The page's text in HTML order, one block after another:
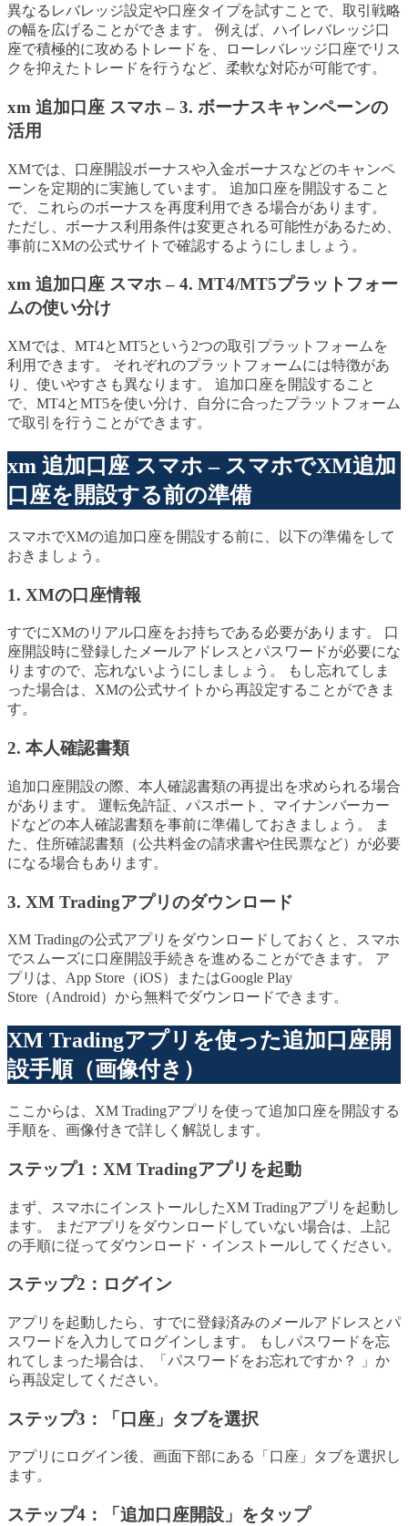
異なるレバレッジ設定や口座タイプを試すことで、取引戦略
の幅を広げることができます。 例えば、ハイレバレッジ口
座で積極的に攻めるトレードを、ローレバレッジ口座でリス
クを抑えたトレードを行うなど、柔軟な対応が可能です。
xm 追加口座 スマホ – 3. ボーナスキャンペーンの
活用
XMでは、口座開設ボーナスや入金ボーナスなどのキャンペ
ーンを定期的に実施しています。 追加口座を開設すること
で、これらのボーナスを再度利用できる場合があります。
ただし、ボーナス利用条件は変更される可能性があるため、
事前にXMの公式サイトで確認するようにしましょう。
xm 追加口座 スマホ – 4. MT4/MT5プラットフォー
ムの使い分け
XMでは、MT4とMT5という2つの取引プラットフォームを
利用できます。 それぞれのプラットフォームには特徴があ
り、使いやすさも異なります。 追加口座を開設すること
で、MT4とMT5を使い分け、自分に合ったプラットフォーム
で取引を行うことができます。
xm 追加口座 スマホ – スマホでXM追加
口座を開設する前の準備
スマホでXMの追加口座を開設する前に、以下の準備をして
おきましょう。
1. XMの口座情報
すでにXMのリアル口座をお持ちである必要があります。 口
座開設時に登録したメールアドレスとパスワードが必要にな
りますので、忘れないようにしましょう。 もし忘れてしま
った場合は、XMの公式サイトから再設定することができま
す。
2. 本人確認書類
追加口座開設の際、本人確認書類の再提出を求められる場合
があります。 運転免許証、パスポート、マイナンバーカー
ドなどの本人確認書類を事前に準備しておきましょう。 ま
た、住所確認書類（公共料金の請求書や住民票など）が必要
になる場合もあります。
3. XM Tradingアプリのダウンロード
XM Tradingの公式アプリをダウンロードしておくと、スマホ
でスムーズに口座開設手続きを進めることができます。 ア
プリは、App Store（iOS）またはGoogle Play
Store（Android）から無料でダウンロードできます。
XM Tradingアプリを使った追加口座開
設手順（画像付き）
ここからは、XM Tradingアプリを使って追加口座を開設する
手順を、画像付きで詳しく解説します。
ステップ1：XM Tradingアプリを起動
まず、スマホにインストールしたXM Tradingアプリを起動し
ます。 まだアプリをダウンロードしていない場合は、上記
の手順に従ってダウンロード・インストールしてください。
ステップ2：ログイン
アプリを起動したら、すでに登録済みのメールアドレスとパ
スワードを入力してログインします。 もしパスワードを忘
れてしまった場合は、「パスワードをお忘れですか？ 」か
ら再設定してください。
ステップ3：「口座」タブを選択
アプリにログイン後、画面下部にある「口座」タブを選択し
ます。
ステップ4：「追加口座開設」をタップ